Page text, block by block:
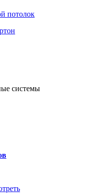
потолок
системы